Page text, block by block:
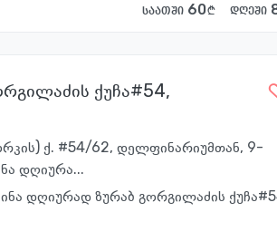
საათში 60 დღეში
ქუჩა#54,
ქ. #54/62, დელფინარიუმთან, 9-
დღიურა...
დღიურად ზურაბ გორგილაძის